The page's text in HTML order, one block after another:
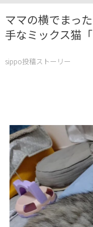
ママの横でまっ
手なミックス猫
sippo投稿ストーリー